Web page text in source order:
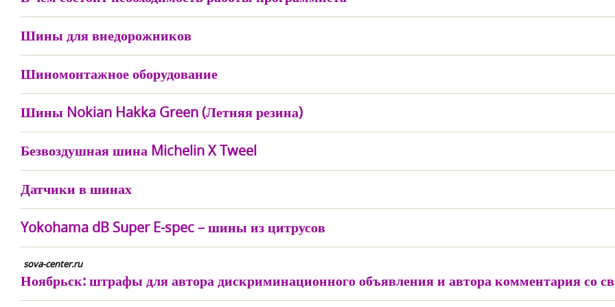
Шины для внедорожников
Шиномонтажное оборудование
Шины Nokian Hakka Green (Летняя резина)
Безвоздушная шина Michelin X Tweel
Датчики в шинах
Yokohama dB Super E-spec – шины из цитрусов
sova-center.ru
Ноябрьск: штрафы для автора дискриминационного объявления и автора комментария со